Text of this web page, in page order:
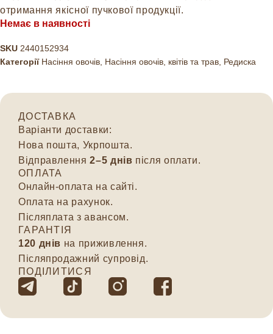
отримання якісної пучкової продукції.
Немає в наявності
SKU 2440152934
Категорії Насіння овочів, Насіння овочів, квітів та трав, Редиска
ДОСТАВКА
Варіанти доставки:
Нова пошта, Укрпошта.
Відправлення2–5 днів після оплати.
ОПЛАТА
Онлайн-оплата на сайті.
Оплата на рахунок.
Післяплата з авансом.
ГАРАНТІЯ
120 днів на приживлення.
Післяпродажний супровід.
ПОДІЛИТИСЯ